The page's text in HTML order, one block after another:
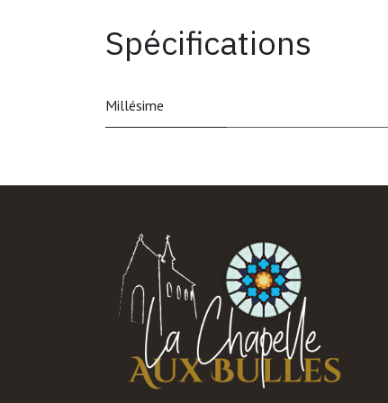
Spécifications
Millésime